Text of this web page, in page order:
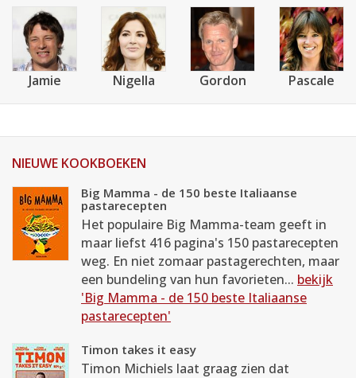
Jamie Nigella Gordon Pascale
NIEUWE KOOKBOEKEN
Big Mamma - de 150 beste Italiaanse
pastarecepten
Het populaire Big Mamma-team geeft in
maar liefst 416 pagina's 150 pastarecepten
weg. En niet zomaar pastagerechten, maar
een bundeling van hun favorieten... bekijk
'Big Mamma - de 150 beste Italiaanse
pastarecepten'
Timon takes it easy
Timon Michiels laat graag zien dat